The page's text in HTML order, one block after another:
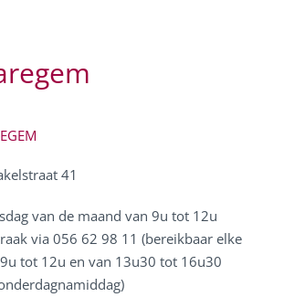
41
van de maand van 9u tot 12u
via 056 62 98 11 (bereikbaar elke
tot 12u en van 13u30 tot 16u30